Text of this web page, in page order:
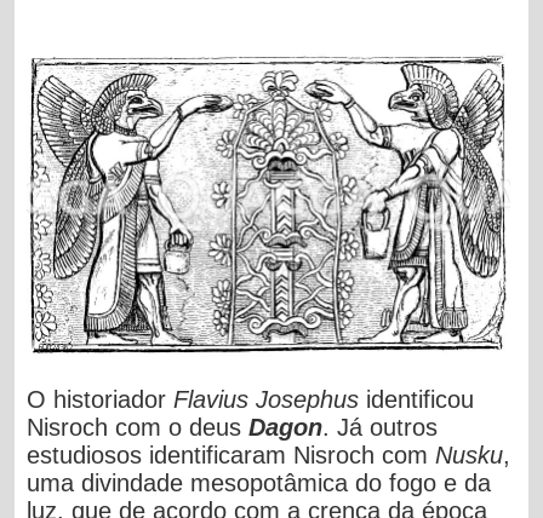
O historiador Flavius Josephus identificou
Nisroch com o deusDagon. Já outros
estudiosos identificaram Nisroch com Nusku,
uma divindade mesopotâmica do fogo e da
luz, que de acordo com a crença da época